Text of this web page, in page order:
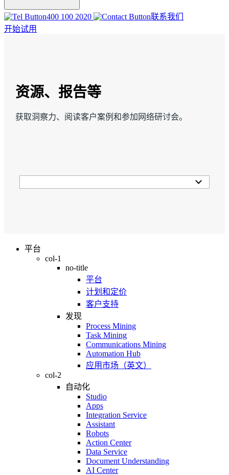
400 100 2020
联系我们
开始试用
资源、报告等
获取洞察力、阅读客户案例和参加网络研讨会。
平台
col-1
no-title
平台
计划和定价
客户支持
发现
Process Mining
Task Mining
Communications Mining
Automation Hub
应用市场（英文）
col-2
自动化
Studio
Apps
Integration Service
Assistant
Robots
Action Center
Data Service
Document Understanding
AI Center